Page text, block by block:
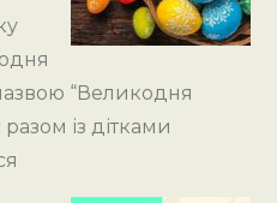
“Великодня
із дітками